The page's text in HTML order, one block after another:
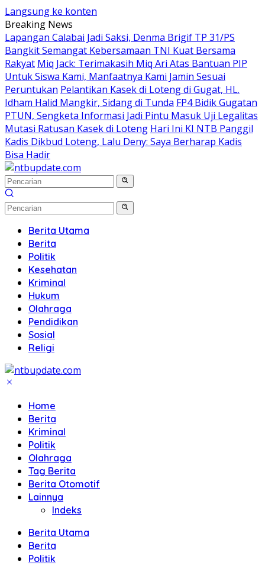
Langsung ke konten
Breaking News
Lapangan Calabai Jadi Saksi, Denma Brigif TP 31/PS
Bangkit Semangat Kebersamaan TNI Kuat Bersama
Rakyat Miq Jack: Terimakasih Miq Ari Atas Bantuan PIP
Untuk Siswa Kami, Manfaatnya Kami Jamin Sesuai
Peruntukan Pelantikan Kasek di Loteng di Gugat, HL.
Idham Halid Mangkir, Sidang di Tunda FP4 Bidik Gugatan
PTUN, Sengketa Informasi Jadi Pintu Masuk Uji Legalitas
Mutasi Ratusan Kasek di Loteng Hari Ini KI NTB Panggil
Kadis Dikbud Loteng, Lalu Deny: Saya Berharap Kadis
Bisa Hadir
Berita Utama
Berita
Politik
Kesehatan
Kriminal
Hukum
Olahraga
Pendidikan
Sosial
Religi
Home
Berita
Kriminal
Politik
Olahraga
Tag Berita
Berita Otomotif
Lainnya
Indeks
Berita Utama
Berita
Politik